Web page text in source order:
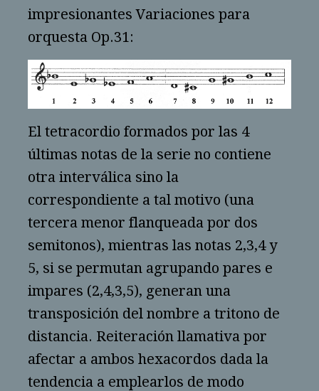
impresionantes Variaciones para
orquesta Op.31:
El tetracordio formados por las 4
últimas notas de la serie no contiene
otra interválica sino la
correspondiente a tal motivo (una
tercera menor flanqueada por dos
semitonos), mientras las notas 2,3,4 y
5, si se permutan agrupando pares e
impares (2,4,3,5), generan una
transposición del nombre a tritono de
distancia. Reiteración llamativa por
afectar a ambos hexacordos dada la
tendencia a emplearlos de modo